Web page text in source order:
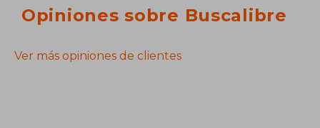
Opiniones sobre Buscalibre
Ver más opiniones de clientes